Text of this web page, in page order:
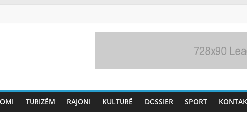
TURIZËM RAJONI KULTURË DOSSIER SPORT